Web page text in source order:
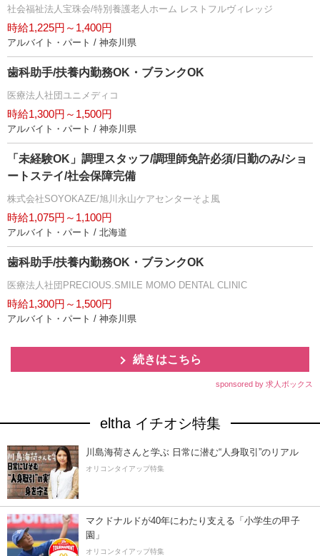
社会福祉法人宝珠会/特別養護老人ホーム レストフルヴィレッジ
時給1,225円～1,400円
アルバイト・パート / 神奈川県
歯科助手/扶養内勤務OK・ブランクOK
医療法人社団ユニメディコ
時給1,300円～1,500円
アルバイト・パート / 神奈川県
「未経験OK」調理スタッフ/調理師免許必須/日勤のみ/ショ
ートステイ/社会保障完備
株式会社SOYOKAZE/旭川永山ケアセンターそよ風
時給1,075円～1,100円
アルバイト・パート / 北海道
歯科助手/扶養内勤務OK・ブランクOK
医療法人社団PRECIOUS.SMILE MOMO DENTAL CLINIC
時給1,300円～1,500円
アルバイト・パート / 神奈川県
続きはこちら
sponsored by 求人ボックス
eltha イチオシ特集
川島海荷さんと学ぶ 日常に潜む“人身取引”のリアル
オリコンタイアップ特集
マクドナルドが40年にわたり支える「小学生の甲子
園」
オリコンタイアップ特集